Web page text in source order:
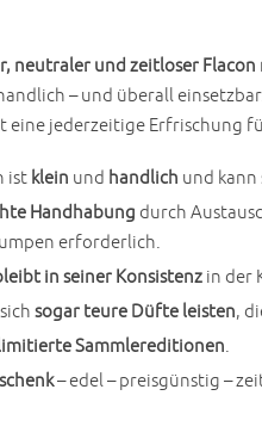
neutraler und zeitloser Flacon
– und überall
eine jederzeitige Erfrischung
ist klein und handlich und
Handhabung durch
erforderlich.
in seiner Konsistenzin der
sogar teure Düfte leisten,
Sammlereditionen.
– edel – preisgünstig –